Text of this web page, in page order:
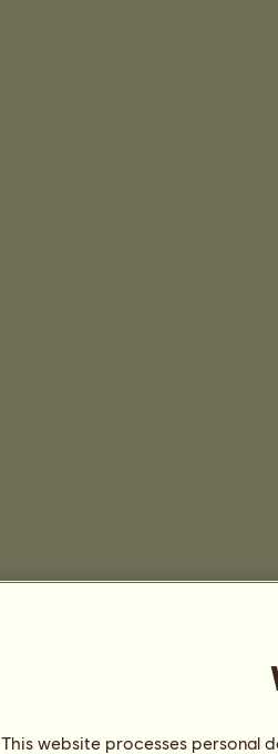
This website processes personal